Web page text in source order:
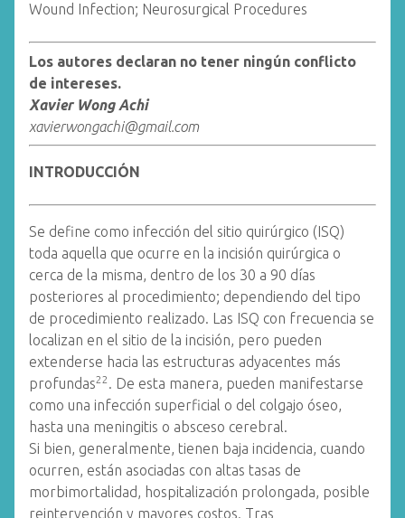
Wound Infection; Neurosurgical Procedures
Los autores declaran no tener ningún conflicto
de intereses.
Xavier Wong Achi
xavierwongachi@gmail.com
INTRODUCCIÓN
Se define como infección del sitio quirúrgico (ISQ)
toda aquella que ocurre en la incisión quirúrgica o
cerca de la misma, dentro de los 30 a 90 días
posteriores al procedimiento; dependiendo del tipo
de procedimiento realizado. Las ISQ con frecuencia se
localizan en el sitio de la incisión, pero pueden
extenderse hacia las estructuras adyacentes más
profundas22 . De esta manera, pueden manifestarse
como una infección superficial o del colgajo óseo,
hasta una meningitis o absceso cerebral.
Si bien, generalmente, tienen baja incidencia, cuando
ocurren, están asociadas con altas tasas de
morbimortalidad, hospitalización prolongada, posible
reintervención y mayores costos. Tras